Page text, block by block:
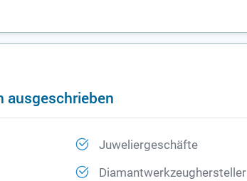
ausgeschrieben
Juweliergeschäfte
Diamantwerkzeughersteller